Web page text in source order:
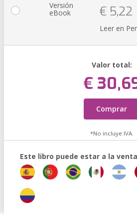
Versión
eBook € 5,22
Leer en
Valor total:
€
Comprar
*No incluye IVA.
Este libro puede estar a la